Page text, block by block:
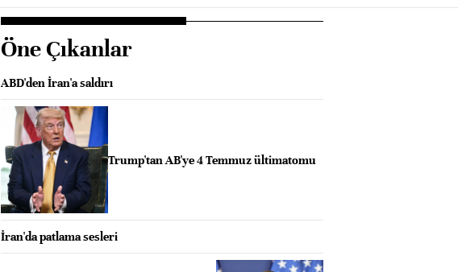
Öne Çıkanlar
ABD'den İran'a saldırı
Trump'tan AB'ye 4 Temmuz ültimatomu
İran'da patlama sesleri